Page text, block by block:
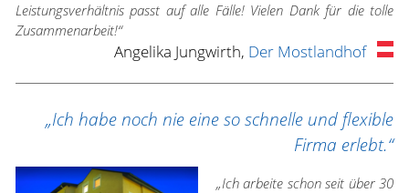
Leistungsverhältnis passt auf alle Fälle! Vielen Dank für die tolle
Zusammenarbeit!“
Angelika Jungwirth, Der Mostlandhof
„Ich habe noch nie eine so schnelle und flexible
Firma erlebt.“
„Ich arbeite schon seit über 30